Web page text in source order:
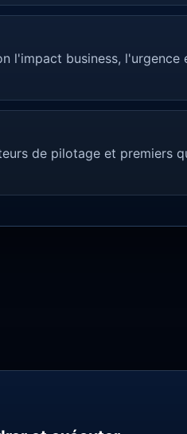
l'impact business, l'urgence
de pilotage et premiers